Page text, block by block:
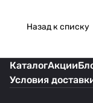
Назад к списку
КаталогАкции
Условия